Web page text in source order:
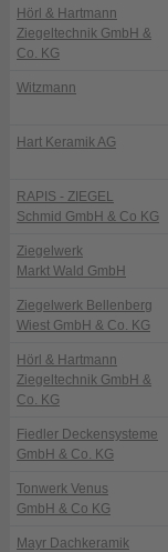
Hörl & Hartmann
Ziegeltechnik GmbH &
Co. KG
Witzmann
Hart Keramik AG
RAPIS - ZIEGEL
Schmid GmbH & Co KG
Ziegelwerk
Markt Wald GmbH
Ziegelwerk Bellenberg
Wiest GmbH & Co. KG
Hörl & Hartmann
Ziegeltechnik GmbH &
Co. KG
Fiedler Deckensysteme
GmbH & Co. KG
Tonwerk Venus
GmbH & Co KG
Mayr Dachkeramik